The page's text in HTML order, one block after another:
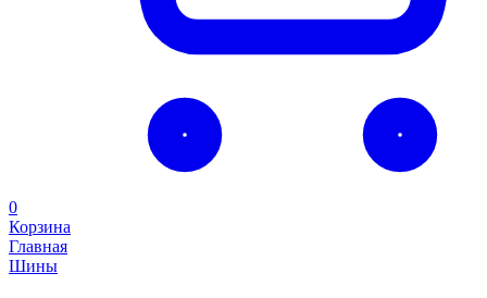
0
Корзина
Главная
Шины